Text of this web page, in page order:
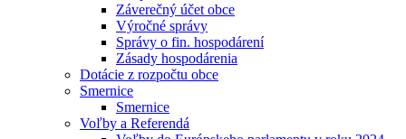
Záverečný účet obce
Výročné správy
Správy o fin. hospodárení
Zásady hospodárenia
Dotácie z rozpočtu obce
Smernice
Smernice
Voľby a Referendá